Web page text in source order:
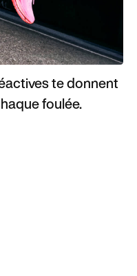
te donnent
foulée.